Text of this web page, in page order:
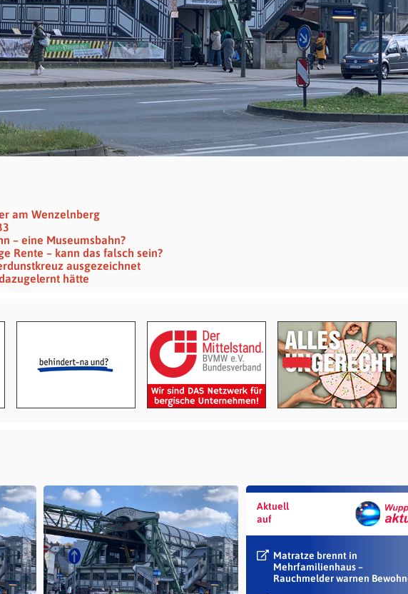
am Wenzelnberg
– eine Museumsbahn?
Rente – kann das falsch sein?
ausgezeichnet
hätte
Aktuell
auf
Matratze brennt in
Mehrfamilienhaus –
Rauchmelder warnen